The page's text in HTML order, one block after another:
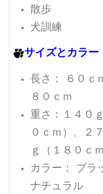
散歩
犬訓練
サイズとカラー
長さ： ６０ｃ
８０ｃｍ
重さ：１４０
０ｃｍ）、２
ｇ（１８０ｃｍ
カラー： ブラ
ナチュラル